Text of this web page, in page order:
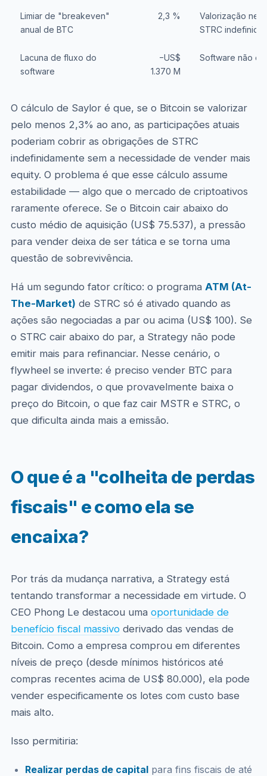
Limiar de "breakeven"
anual de BTC
2,3 %
Valorização
STRC
Lacuna de fluxo do
software
−US$
1.370 M
Software não
O cálculo de Saylor é que, se o Bitcoin se valorizar
pelo menos 2,3% ao ano, as participações atuais
poderiam cobrir as obrigações de STRC
indefinidamente sem a necessidade de vender mais
equity. O problema é que esse cálculo assume
estabilidade — algo que o mercado de criptoativos
raramente oferece. Se o Bitcoin cair abaixo do
custo médio de aquisição (US$ 75.537), a pressão
para vender deixa de ser tática e se torna uma
questão de sobrevivência.
Há um segundo fator crítico: o programa ATM (At-
The-Market) de STRC só é ativado quando as
ações são negociadas a par ou acima (US$ 100). Se
o STRC cair abaixo do par, a Strategy não pode
emitir mais para refinanciar. Nesse cenário, o
flywheel se inverte: é preciso vender BTC para
pagar dividendos, o que provavelmente baixa o
preço do Bitcoin, o que faz cair MSTR e STRC, o
que dificulta ainda mais a emissão.
O que é a "colheita de perdas
fiscais" e como ela se
encaixa?
Por trás da mudança narrativa, a Strategy está
tentando transformar a necessidade em virtude. O
CEO Phong Le destacou uma oportunidade de
benefício fiscal massivoderivado das vendas de
Bitcoin. Como a empresa comprou em diferentes
níveis de preço (desde mínimos históricos até
compras recentes acima de US$ 80.000), ela pode
vender especificamente os lotes com custo base
mais alto.
Isso permitiria:
Realizar perdas de capitalpara fins fiscais de até